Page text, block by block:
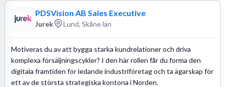
PDSVision AB Sales Executive
Jurek Lund, Skåne län
Motiveras du av att bygga starka kundrelationer och driva
komplexa försäljningscykler? I den här rollen får du forma den
digitala framtiden för ledande industriföretag och ta ägarskap för
ett av de största strategiska kontona i Norden.